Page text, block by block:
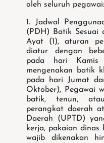
oleh seluruh pegawai:
1. Jadwal
(PDH) Batik Sesuai
Ayat (1), aturan
diatur dengan
pada hari Kamis
mengenakan batik
pada hari Jumat
Oktober), Pegawai
batik, tenun,
perangkat daerah
Daerah (UPTD)
kerja, pakaian
wajib dikenakan